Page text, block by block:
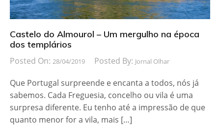
Castelo do Almourol – Um mergulho na época
dos templários
Posted On: 28/04/2019 Posted By: Jornal Olhar
Que Portugal surpreende e encanta a todos, nós já
sabemos. Cada Freguesia, concelho ou vila é uma
surpresa diferente. Eu tenho até a impressão de que
quanto menor for a vila, mais […]